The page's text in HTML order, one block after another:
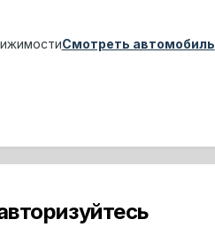
Смотреть автомобиль